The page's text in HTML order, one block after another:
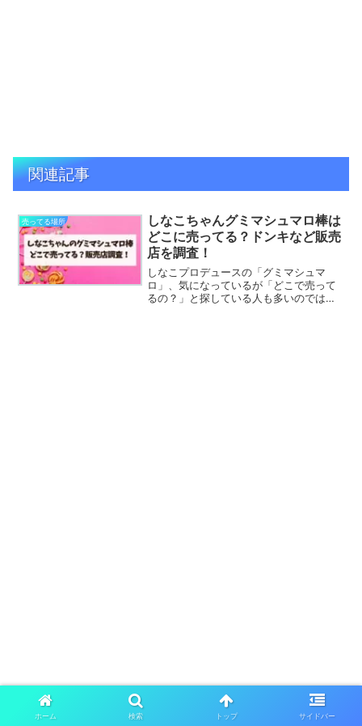
関連記事
売ってる場所
しなこちゃんグミマシュマロ棒は
どこに売ってる？ドンキなど販売
店を調査！
しなこプロデュースの「グミマシュマ
ロ」、気になっているが「どこで売って
るの？」と探している人も多いのではな
ホーム 検索 トップ サイドバー